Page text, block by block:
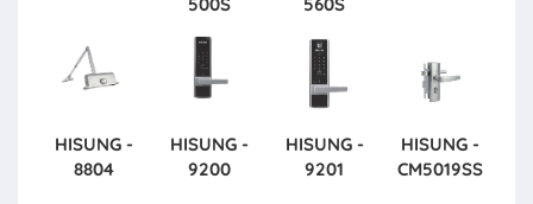
HISUNG -
8804
HISUNG -
9200
HISUNG -
9201
HISUNG -
CM5019SS